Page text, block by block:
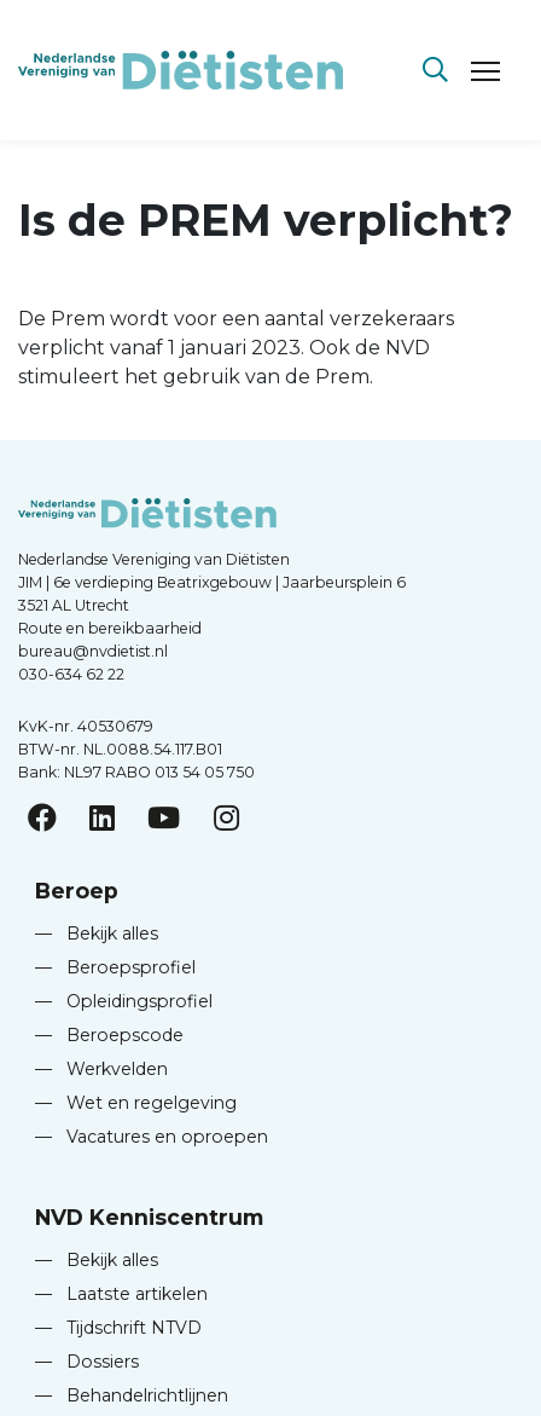
Is de PREM verplicht?
De Prem wordt voor een aantal verzekeraars
verplicht vanaf 1 januari 2023. Ook de NVD
stimuleert het gebruik van de Prem.
Nederlandse Vereniging van Diëtisten
JIM | 6e verdieping Beatrixgebouw | Jaarbeursplein 6
3521 AL Utrecht
Route en bereikbaarheid
bureau@nvdietist.nl
030-634 62 22
KvK-nr. 40530679
BTW-nr. NL.0088.54.117.B01
Bank: NL97 RABO 013 54 05 750
Beroep
—
Bekijk alles
—
Beroepsprofiel
—
Opleidingsprofiel
—
Beroepscode
—
Werkvelden
—
Wet en regelgeving
—
Vacatures en oproepen
NVD Kenniscentrum
—
Bekijk alles
—
Laatste artikelen
—
Tijdschrift NTVD
—
Dossiers
—
Behandelrichtlijnen